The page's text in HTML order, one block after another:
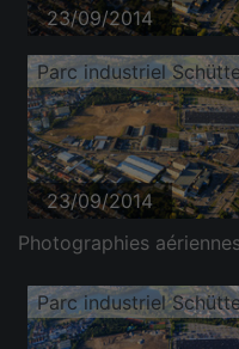
23/09/2014
Parc industriel
23/09/2014
Photographies
Parc industriel